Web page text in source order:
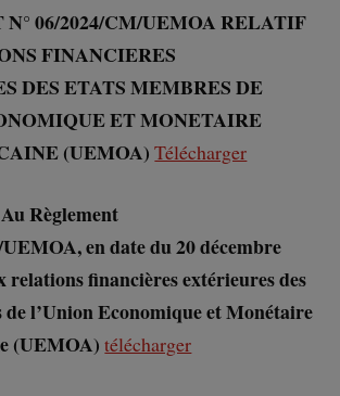
06/2024/CM/UEMOA RELATIF
FINANCIERES
DES ETATS MEMBRES DE
ET MONETAIRE
(UEMOA) Télécharger
Au Règlement
en date du 20 décembre
relations financières extérieures des
l’Union Economique et Monétaire
(UEMOA) télécharger